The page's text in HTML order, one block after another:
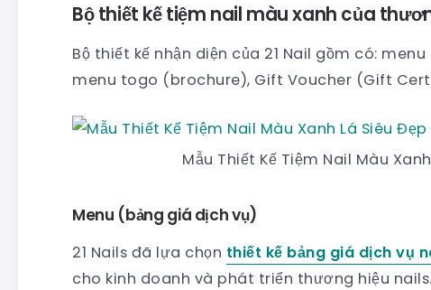
Bộ thiết kế tiệm nail màu xanh của
Bộ thiết kế nhận diện của 21 Nail gồm có:
menu togo (brochure), Gift Voucher (Gift
Mẫu Thiết Kế Tiệm Nail Màu
Menu (bảng giá dịch vụ)
21 Nails đã lựa chọn thiết kế bảng giá dịch vụ
cho kinh doanh và phát triển thương hiệu